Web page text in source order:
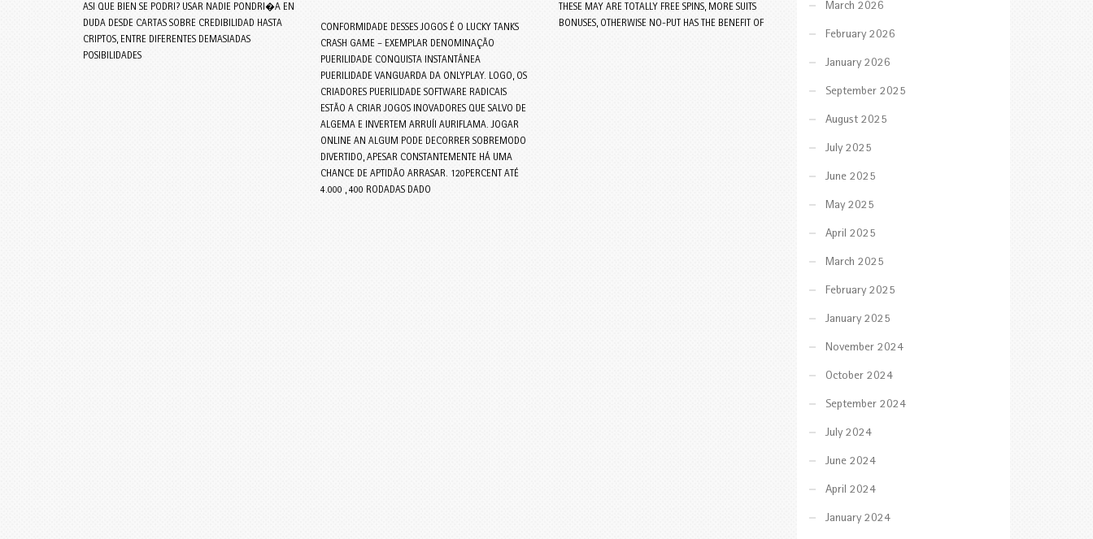
ASI QUE BIEN SE PODRI? USAR NADIE PONDRI�A EN
DUDA DESDE CARTAS SOBRE CREDIBILIDAD HASTA
CRIPTOS, ENTRE DIFERENTES DEMASIADAS
POSIBILIDADES
CONFORMIDADE DESSES JOGOS É O LUCKY TANKS
CRASH GAME – EXEMPLAR DENOMINAÇÃO
PUERILIDADE CONQUISTA INSTANTÂNEA
PUERILIDADE VANGUARDA DA ONLYPLAY. LOGO, OS
CRIADORES PUERILIDADE SOFTWARE RADICAIS
ESTÃO A CRIAR JOGOS INOVADORES QUE SALVO DE
ALGEMA E INVERTEM ARRUÍI AURIFLAMA. JOGAR
ONLINE AN ALGUM PODE DECORRER SOBREMODO
DIVERTIDO, APESAR CONSTANTEMENTE HÁ UMA
CHANCE DE APTIDÃO ARRASAR. 120PERCENT ATÉ
4.000 , 400 RODADAS DADO
THESE MAY ARE TOTALLY FREE SPINS, MORE SUITS
BONUSES, OTHERWISE NO-PUT HAS THE BENEFIT OF
March 2026
February 2026
January 2026
September 2025
August 2025
July 2025
June 2025
May 2025
April 2025
March 2025
February 2025
January 2025
November 2024
October 2024
September 2024
July 2024
June 2024
April 2024
January 2024